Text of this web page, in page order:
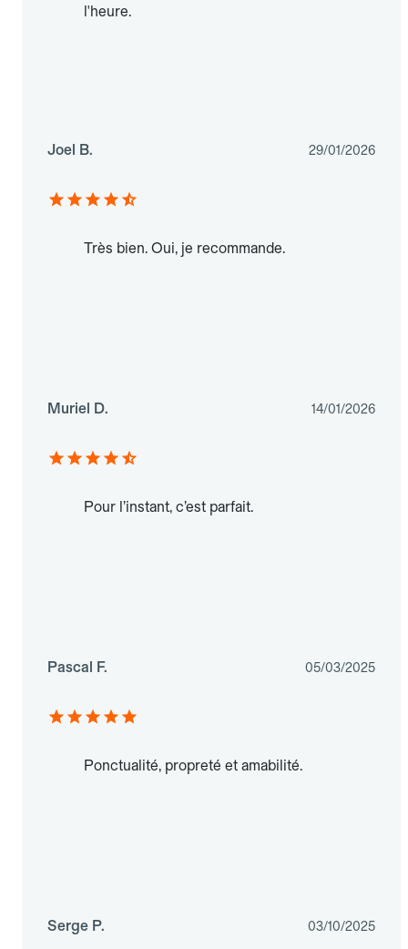
l'heure.
Joel B. 29/01/2026
Très bien. Oui, je recommande.
Muriel D. 14/01/2026
Pour l’instant, c’est parfait.
Pascal F. 05/03/2025
Ponctualité, propreté et amabilité.
Serge P. 03/10/2025